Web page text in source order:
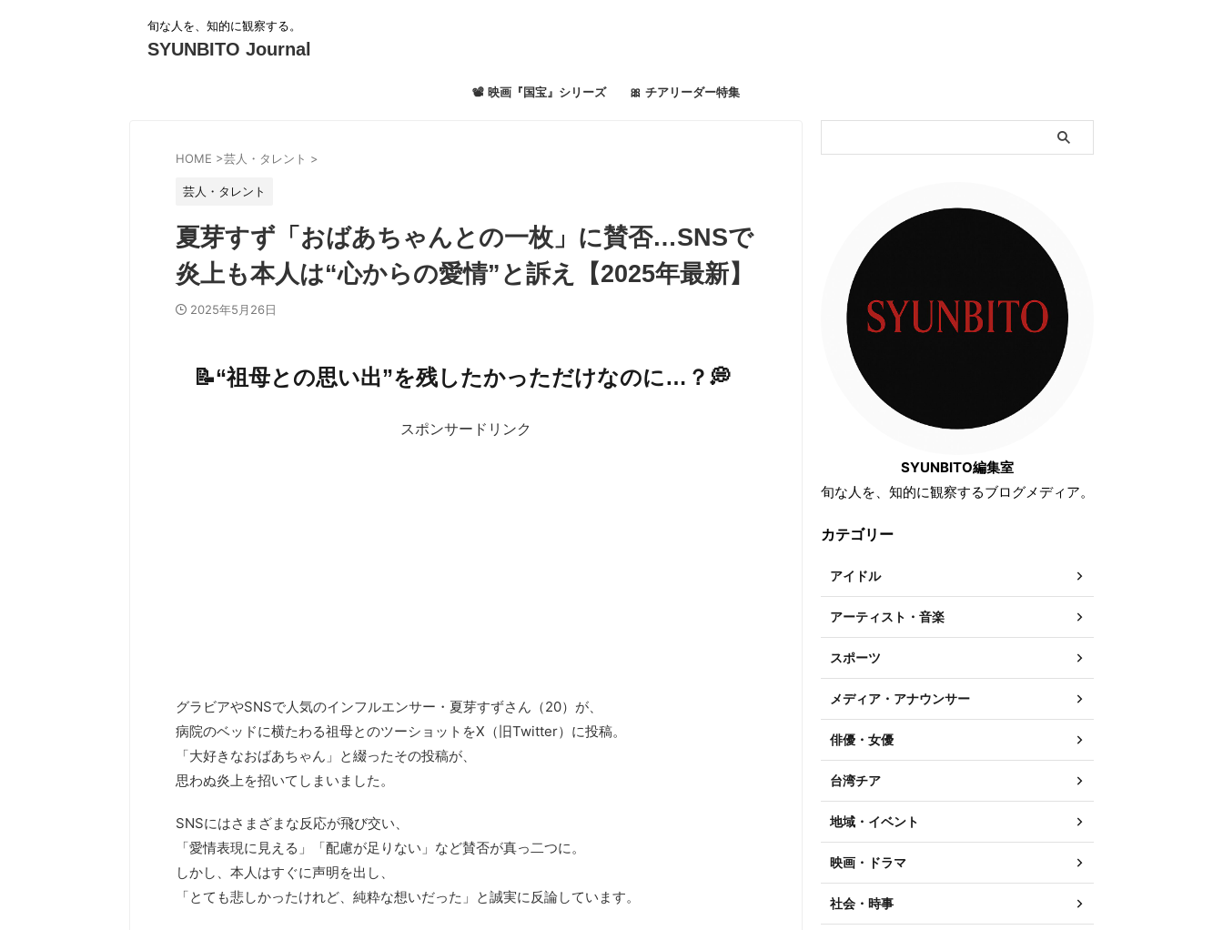
旬な人を、知的に観察する。
SYUNBITO Journal
📽 映画『国宝』シリーズ 🎀 チアリーダー特集
HOME >芸人・タレント >
芸人・タレント
夏芽すず「おばあちゃんとの一枚」に賛否…SNSで
炎上も本人は“心からの愛情”と訴え【2025年最新】
2025年5月26日
📝“祖母との思い出”を残したかっただけなのに…？💭
スポンサードリンク
グラビアやSNSで人気のインフルエンサー・夏芽すずさん（20）が、
病院のベッドに横たわる祖母とのツーショットをX（旧Twitter）に投稿。
「大好きなおばあちゃん」と綴ったその投稿が、
思わぬ炎上を招いてしまいました。
SNSにはさまざまな反応が飛び交い、
「愛情表現に見える」「配慮が足りない」など賛否が真っ二つに。
しかし、本人はすぐに声明を出し、
「とても悲しかったけれど、純粋な想いだった」と誠実に反論しています。
SYUNBITO編集室
旬な人を、知的に観察するブログメディア。
カテゴリー
アイドル
アーティスト・音楽
スポーツ
メディア・アナウンサー
俳優・女優
台湾チア
地域・イベント
映画・ドラマ
社会・時事